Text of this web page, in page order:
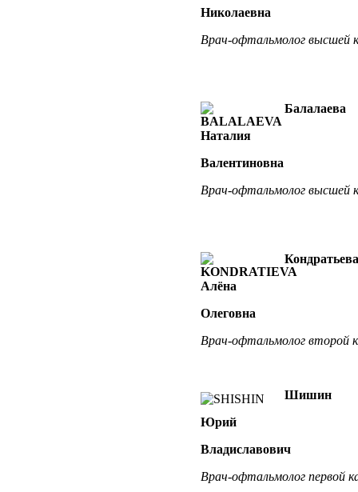
Николаевна
Врач-офтальмолог высшей
Балалаева
Наталия
Валентиновна
Врач-офтальмолог высшей
Кондратьева
Алёна
Олеговна
Врач-офтальмолог второй
Шишин
Юрий
Владиславович
Врач-офтальмолог первой